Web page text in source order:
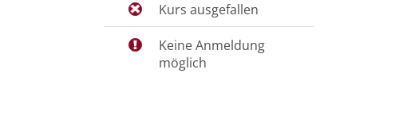
Kurs ausgefallen
Keine Anmeldung
möglich